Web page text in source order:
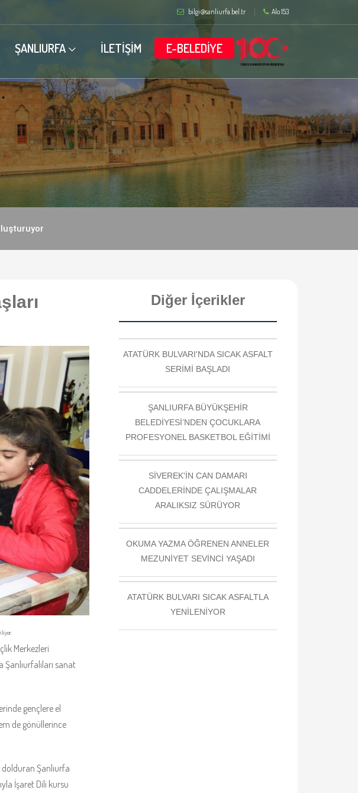
bilgi@sanliurfa.bel.tr Alo 153
ŞANLIURFA İLETİŞİM E-BELEDİYE
Merkezleri
sanat
gençlere el
de gönüllerince
Şanlıurfa
İşaret Dili kursu
Diğer İçerikler
ATATÜRK BULVARI'NDA SICAK ASFALT
SERİMİ BAŞLADI
ŞANLIURFA BÜYÜKŞEHİR
BELEDİYESİ’NDEN ÇOCUKLARA
PROFESYONEL BASKETBOL EĞİTİMİ
SİVEREK'İN CAN DAMARI
CADDELERİNDE ÇALIŞMALAR
ARALIKSIZ SÜRÜYOR
OKUMA YAZMA ÖĞRENEN ANNELER
MEZUNİYET SEVİNCİ YAŞADI
ATATÜRK BULVARI SICAK ASFALTLA
YENİLENİYOR